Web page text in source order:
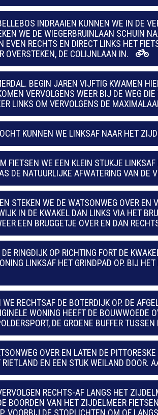
INDRAAIEN KUNNEN WE IN DE
WE DE WIEGERBRUINLAAN SCHUIN
RECHTS EN DIRECT LINKS HET
OVERSTEKEN, DE COLIJNLAAN IN.
BEGIN JAREN VIJFTIG KWAMEN
VERVOLGENS WEER BIJ DE WEG
LINKS OM VERVOLGENS DE
KUNNEN WE LINKSAF NAAR HET
FIETSEN WE EEN KLEIN STUKJE
DE NATUURLIJKE AFWATERING VAN DE
STEKEN WE DE WATSONWEG OVER
IN DE KWAKEL DAN LINKS VIA HET
EEN BRUGGETJE OVER EN DAN
RINGDIJK OP RICHTING FORT DE
LINKSAF HET GRINDPAD OP. BIJ
RECHTSAF DE BOTERDIJK OP. DE
WONING HEEFT DE BOUWWOEDE
DE GROENE BUFFER
OVER EN LATEN DE
EN EEN STUK WEILAND DOOR.
RECHTS-AF LANGS HET
BOORDEN VAN HET ZIJDELMEER
VOORBIJ DE STOPLICHTEN OM OF